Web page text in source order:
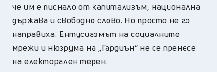
че им е писнало от капитализъм, национална
държава и свободно слово. Но просто не го
направиха. Ентусиазмът на социалните
мрежи и нюзрума на „Гардиън“ не се пренесе
на електорален терен.